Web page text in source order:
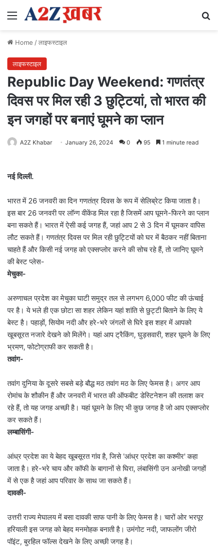
Menu
Home /लाइफस्टाइल
लाइफस्टाइल
Republic Day Weekend: गणतंत्र
दिवस पर मिल रही 3 छुट्टियां, तो भारत की
इन जगहों पर बनाएं घूमने का प्लान
A2Z Khabar January 26, 2024 0 95 1 minute read
नई दिल्ली.
भारत में 26 जनवरी का दिन गणतंत्र दिवस के रूप में सेलिब्रेट किया जाता है।
इस बार 26 जनवरी पर लॉन्ग वीकेंड मिल रहा है जिसमें आप घूमने-फिरने का प्लान
बना सकते हैं। भारत में ऐसी कई जगह हैं, जहां आप 2 से 3 दिन में घूमकर वापिस
लौट सकते हैं। गणतंत्र दिवस पर मिल रही छुट्टियों को घर में बैठकर नहीं बिताना
चाहते हैं और किसी नई जगह को एक्सप्लोर करने की सोच रहे हैं, तो जानिए घूमने
की बेस्ट प्लेस-
मेचुका-
अरुणाचल प्रदेश का मेचुका घाटी समुद्र तल से लगभग 6,000 फीट की ऊंचाई
पर है। ये भले ही एक छोटा सा शहर लेकिन यहां शांति से छुट्टी बिताने के लिए ये
बेस्ट है। पहाड़ों, सियोम नदी और हरे-भरे जंगलों से घिरे इस शहर में आपको
खूबसूरत नजारे देखने को मिलेंगे। यहां आप ट्रैकिंग, घुड़सवारी, शहर घूमने के लिए
भ्रमण, फोटोग्राफी कर सकती है।
तवांग-
तवांग दुनिया के दूसरे सबसे बड़े बौद्ध मठ तवांग मठ के लिए फेमस है। अगर आप
रोमांच के शौकीन हैं और जनवरी में भारत की ऑफबीट डेस्टिनेशन की तलाश कर
रहे हैं, तो यह जगह अच्छी है। यहां घूमने के लिए भी कुछ जगह है जो आप एक्सप्लोर
कर सकते हैं।
लम्बासिंगी-
आंध्र प्रदेश का ये बेहद खूबसूरत गांव है, जिसे 'आंध्र प्रदेश का कश्मीर' कहा
जाता है। हरे-भरे चाय और कॉफी के बागानों से घिरा, लंबासिंगी उन अनोखी जगहों
में से एक है जहां आप परिवार के साथ जा सकते हैं।
दावकी-
उत्तरी राज्य मेघालय में बसा दावकी साफ पानी के लिए फेमस है। चारों ओर भरपूर
हरियाली इस जगह को बेहद मनमोहक बनाती है। उमंगोट नदी, जाफलोंग जीरो
पॉइंट, बुरहिल फॉल्स देखने के लिए अच्छी जगह है।